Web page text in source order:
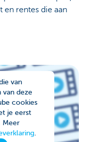
en rentes die aan
van
van deze
cookies
je eerst
Meer
.